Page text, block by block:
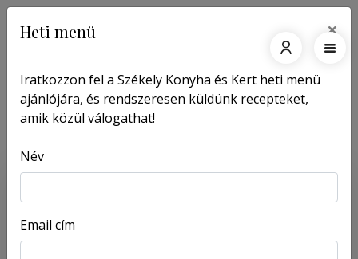
Főoldal Receptek Fehérboros csirketokány
Heti menü ×
Iratkozzon fel a Székely Konyha és Kert heti menü
ajánlójára, és rendszeresen küldünk recepteket,
amik közül válogathat!
Név
Email cím